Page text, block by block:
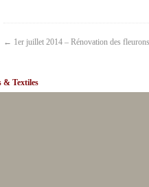
← 1er juillet 2014 – Rénovation des
& Textiles